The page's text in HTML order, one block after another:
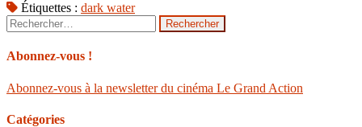
Étiquettes : dark water
Rechercher :
Abonnez-vous !
Abonnez-vous à la newsletter du cinéma Le Grand Action
Catégories